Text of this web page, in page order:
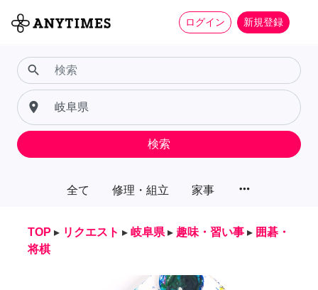
ログイン 新規登録
全て 修理・組立 家事 more_horiz
search
place
検索
TOP ▸ リクエスト ▸ 岐阜県 ▸ 趣味・習い事 ▸ 囲碁・
将棋